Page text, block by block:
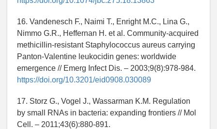
16. Vandenesch F., Naimi T., Enright M.C., Lina G.,
Nimmo G.R., Heffernan H. et al. Community-acquired
methicillin-resistant Staphylococcus aureus carrying
Panton-Valentine leukocidin genes: worldwide
emergence // Emerg Infect Dis. – 2003;9(8):978-984.
https://doi.org/10.3201/eid0908.030089
17. Storz G., Vogel J., Wassarman K.M. Regulation
by small RNAs in bacteria: expanding frontiers // Mol
Cell. – 2011;43(6):880-891.